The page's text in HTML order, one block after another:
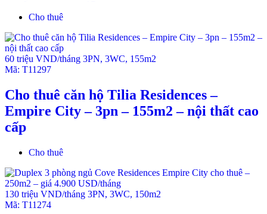
Cho thuê
60 triệu VND/tháng 3PN, 3WC, 155m2
Mã: T11297
Cho thuê căn hộ Tilia Residences –
Empire City – 3pn – 155m2 – nội thất cao
cấp
Cho thuê
130 triệu VND/tháng 3PN, 3WC, 150m2
Mã: T11274